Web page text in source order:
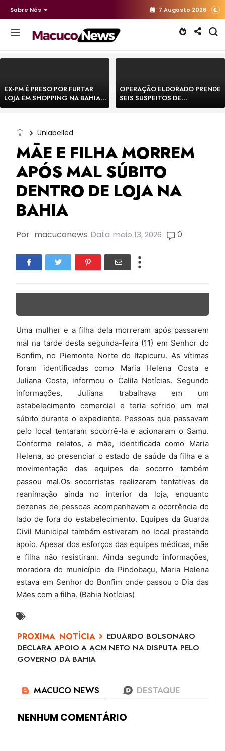
Sobre Nós 7 Augosto 2026
EX-PM É PRESO POR FURTAR
LOJA EM SHOPPING NA BAHIA E
ESCAPA CORRENDO DE
OPERAÇÃO ELDORADO PRENDE
SEIS SUSPEITOS DE
MOVIMENTAR R$ 25 MILHÕES
Unlabelled
MÃE E FILHA MORREM
APÓS MAL SÚBITO
DENTRO DE LOJA NA
BAHIA
Por macuconews Data maio 13, 2026 0
Uma mulher e a filha dela morreram após passarem
mal na tarde desta segunda-feira (11) em Senhor do
Bonfim, no Piemonte Norte do Itapicuru. As vítimas
foram identificadas como Maria Helena Costa e
Juliana Costa, informou o Calila Notícias. Segundo
informações, Juliana trabalhava em um
estabelecimento comercial e teria sofrido um mal
súbito durante o expediente. Pessoas que passavam
pelo local tentaram socorrê-la e acionaram o Samu.
Conforme relatos, a mãe, identificada como Maria
Helena, ao presenciar o estado de saúde da filha e a
movimentação das equipes de socorro também
passou mal.Os socorristas realizaram tentativas de
reanimação ainda no interior da loja, enquanto
dezenas de pessoas acompanhavam a ocorrência do
lado de fora do estabelecimento. Equipes da Guarda
Civil Municipal também estiveram no local prestando
apoio. Apesar dos esforços das equipes médicas, mãe
e filha não resistiram. Ainda segundo informações,
moradora do município de Pindobaçu, Maria Helena
estava em Senhor do Bonfim onde passou o Dia das
Mães com a filha. (Bahia Notícias)
EDUARDO BOLSONARO
DECLARA APOIO A ACM NETO NA DISPUTA PELO
GOVERNO DA BAHIA
NENHUM COMENTÁRIO